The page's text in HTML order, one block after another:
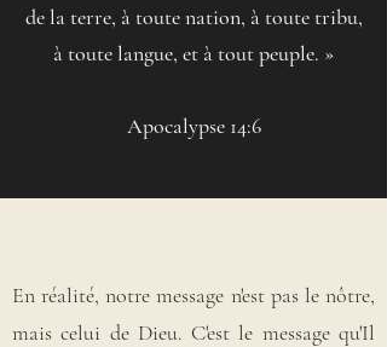
de la terre, à toute nation, à toute tribu,
à toute langue, et à tout peuple. »
Apocalypse 14:6
En réalité, notre message n'est pas le nôtre,
mais celui de Dieu. C'est le message qu'Il